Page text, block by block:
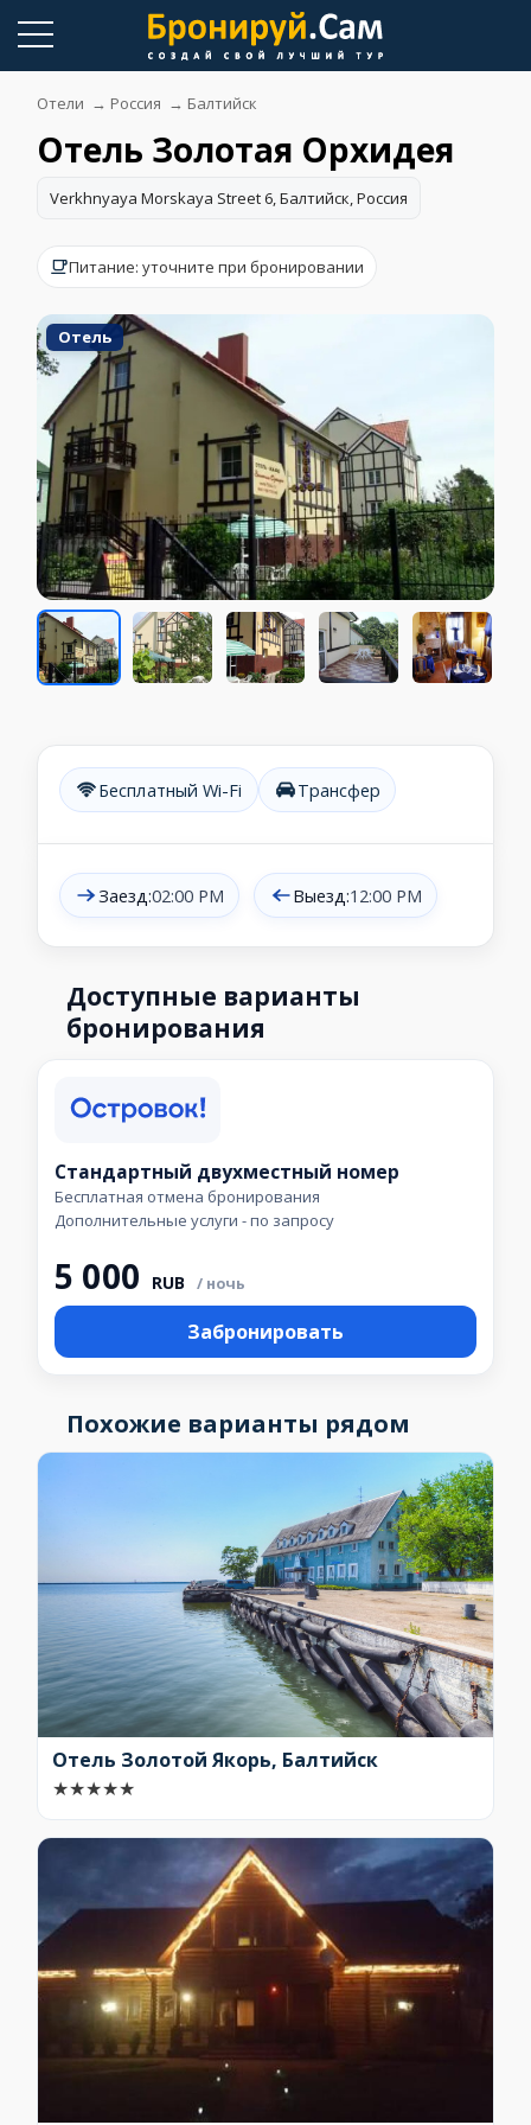
Skip
Отели → Россия → Балтийск
Отель Золотая Орхидея
Verkhnyaya Morskaya Street 6, Балтийск, Россия
Питание: уточните при бронировании
Отель
Бесплатный Wi-Fi Трансфер
Заезд:02:00 PM Выезд:12:00 PM
Доступные варианты
бронирования
Стандартный двухместный номер
Бесплатная отмена бронирования
Дополнительные услуги - по запросу
5 000 RUB / ночь
Забронировать
Похожие варианты рядом
Отель Золотой Якорь, Балтийск
★★★★★